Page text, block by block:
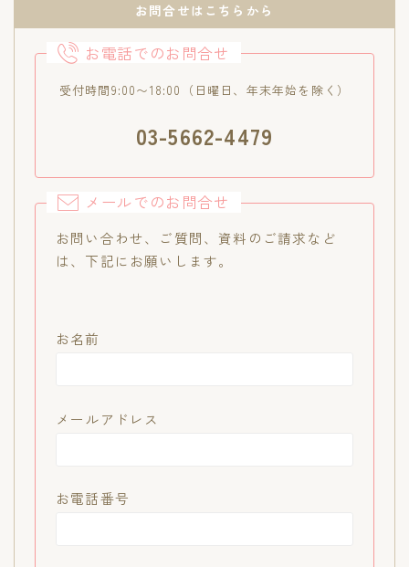
お問合せはこちらから
お電話でのお問合せ
受付時間9:00〜18:00（日曜日、年末年始を除く）
03-5662-4479
メールでのお問合せ
お問い合わせ、ご質問、資料のご請求など
は、下記にお願いします。
お名前
メールアドレス
お電話番号